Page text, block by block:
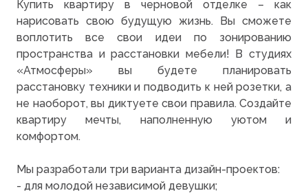
Купить квартиру в черновой отделке – как
нарисовать свою будущую жизнь. Вы сможете
воплотить все свои идеи по зонированию
пространства и расстановки мебели! В студиях
«Атмосферы» вы будете планировать
расстановку техники и подводить к ней розетки, а
не наоборот, вы диктуете свои правила. Создайте
квартиру мечты, наполненную уютом и
комфортом.
Мы разработали три варианта дизайн-проектов:
- для молодой независимой девушки;